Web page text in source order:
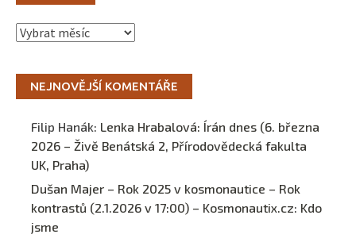
Archivy
NEJNOVĚJŠÍ KOMENTÁŘE
Filip Hanák: Lenka Hrabalová: Írán dnes (6. března
2026 – Živě Benátská 2, Přírodovědecká fakulta
UK, Praha)
Dušan Majer – Rok 2025 v kosmonautice – Rok
kontrastů (2.1.2026 v 17:00) – Kosmonautix.cz: Kdo
jsme